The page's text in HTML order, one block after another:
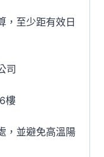
，至少距有效日
司
樓
，並避免高溫陽